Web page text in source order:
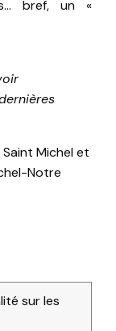
bref, un «
Michel et
Notre
sur les